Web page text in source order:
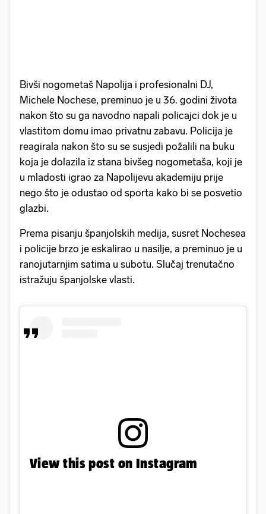
Bivši nogometaš Napolija i profesionalni DJ,
Michele Nochese, preminuo je u 36. godini života
nakon što su ga navodno napali policajci dok je u
vlastitom domu imao privatnu zabavu. Policija je
reagirala nakon što su se susjedi požalili na buku
koja je dolazila iz stana bivšeg nogometaša, koji je
u mladosti igrao za Napolijevu akademiju prije
nego što je odustao od sporta kako bi se posvetio
glazbi.
Prema pisanju španjolskih medija, susret Nochesea
i policije brzo je eskalirao u nasilje, a preminuo je u
ranojutarnjim satima u subotu. Slučaj trenutačno
istražuju španjolske vlasti.
View this post on Instagram